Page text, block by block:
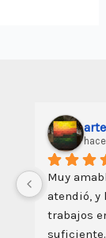
Muy
atendió, y
trabajos
suficiente.